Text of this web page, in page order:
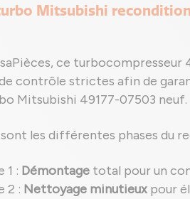
Mitsubishi
ce
contrôle strictes afin de
Mitsubishi 49177-07503 neuf.
sont les différentes phases du
1 : Démontage total pour un
2 : Nettoyage minutieux pour